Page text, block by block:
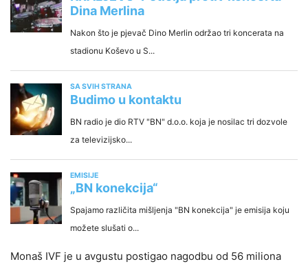
Monaš IVF je u avgustu postigao nagodbu od 56 miliona